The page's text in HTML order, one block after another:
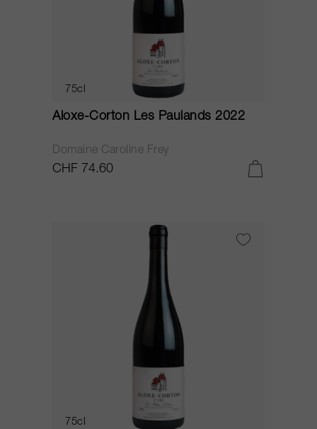
75cl
Aloxe-Corton Les Paulands 2022
Domaine Caroline Frey
CHF 74.60
75cl